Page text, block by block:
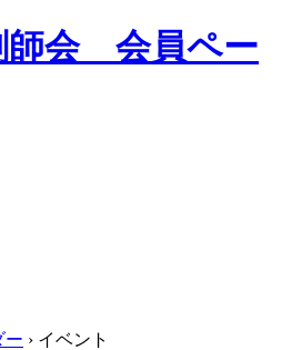
ー › イベント